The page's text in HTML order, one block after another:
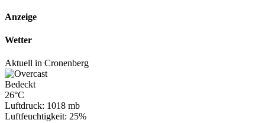
Anzeige
Wetter
Aktuell in Cronenberg
Bedeckt
26°C
Luftdruck: 1018 mb
Luftfeuchtigkeit: 25%